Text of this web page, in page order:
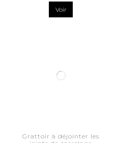
Voir
Grattoir à déjointer les